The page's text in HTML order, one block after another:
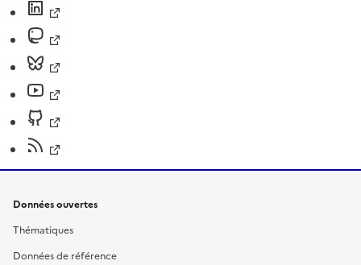
Données ouvertes
Thématiques
Données de référence